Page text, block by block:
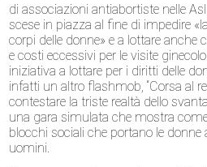
di associazioni antiabortiste nelle
scese in piazza al fine di impedire
corpi delle donne» e a lottare anche
e costi eccessivi per le visite
iniziativa a lottare per i diritti delle
infatti un altro flashmob, “Corsa al
contestare la triste realtà dello
una gara simulata che mostra
blocchi sociali che portano le donne
uomini.